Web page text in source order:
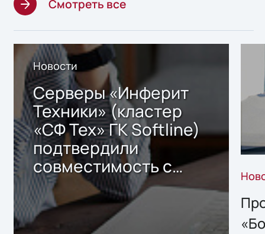
Смотреть все
Новости
Серверы «Инферит
Техники» (кластер
«СФ Тех» ГК Softline)
подтвердили
совместимость с
решением Sharx
Storage 2.x для
хранения данных